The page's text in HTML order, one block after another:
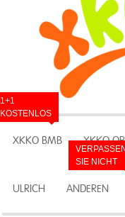
XKKO BMB
1+1
KOSTENLOS
XKKO
ULRICH ANDEREN
VERPASSEN
SIE NICHT